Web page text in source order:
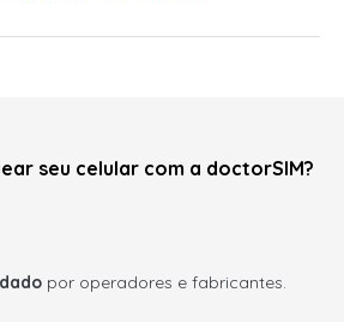
seu celular com a doctorSIM?
por operadores e fabricantes.